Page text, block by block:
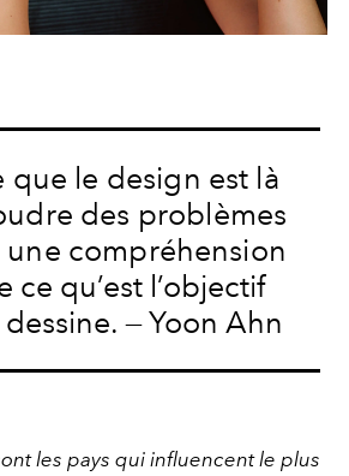
que le design est là
des problèmes
compréhension
ce qu’est l’objectif
— Yoon Ahn
les pays qui influencent le plus